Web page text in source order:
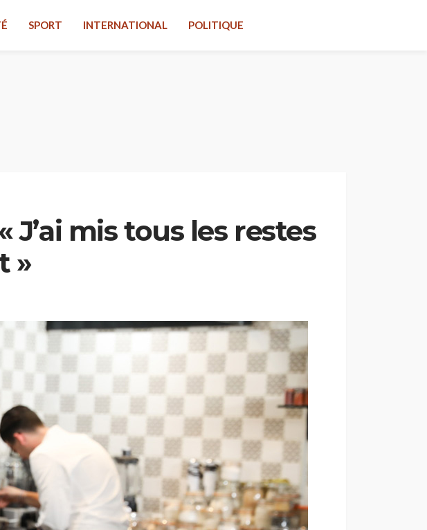
SPORT INTERNATIONAL POLITIQUE
J’ai mis tous les restes
»